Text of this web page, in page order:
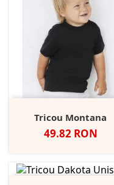
Tricou Montana
Pret
49.82 RON